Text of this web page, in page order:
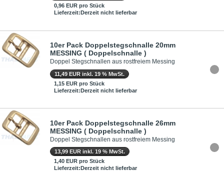
0,96 EUR pro Stück
Lieferzeit:Derzeit nicht lieferbar
10er Pack Doppelstegschnalle 20mm
MESSING ( Doppelschnalle )
Doppel Stegschnallen aus rostfreiem Messing
11,49 EUR inkl. 19 % MwSt.
1,15 EUR pro Stück
Lieferzeit:Derzeit nicht lieferbar
10er Pack Doppelstegschnalle 26mm
MESSING ( Doppelschnalle )
Doppel Stegschnallen aus rostfreiem Messing
13,99 EUR inkl. 19 % MwSt.
1,40 EUR pro Stück
Lieferzeit:Derzeit nicht lieferbar